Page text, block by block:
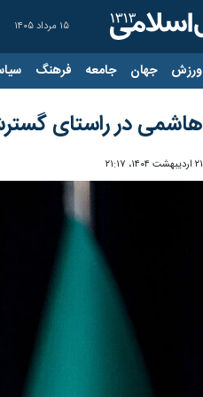
۱۵ مرداد ۱۴۰۵
ورزش جهان جامعه فرهنگ
هاشمی در راستای
۲۱ اردیبهشت ۱۴۰۴، ۲۱:۱۷